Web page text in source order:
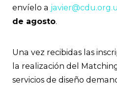
envíelo a
de agosto.
Una vez recibidas las
la realización del
servicios de diseño